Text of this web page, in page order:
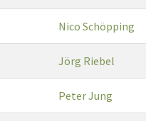
Nico Schöpping
Jörg Riebel
Peter Jung